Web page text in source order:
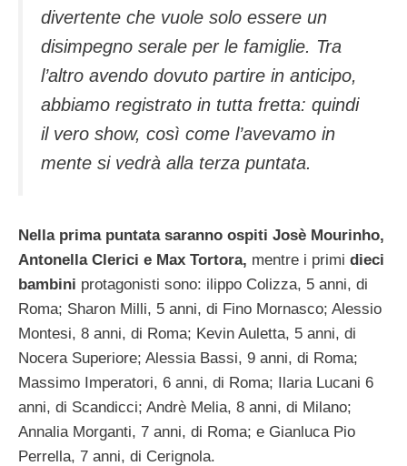
divertente che vuole solo essere un
disimpegno serale per le famiglie. Tra
l’altro avendo dovuto partire in anticipo,
abbiamo registrato in tutta fretta: quindi
il vero show, così come l’avevamo in
mente si vedrà alla terza puntata.
Nella prima puntata saranno ospiti Josè Mourinho,
Antonella Clerici e Max Tortora, mentre i primi dieci
bambini protagonisti sono: ilippo Colizza, 5 anni, di
Roma; Sharon Milli, 5 anni, di Fino Mornasco; Alessio
Montesi, 8 anni, di Roma; Kevin Auletta, 5 anni, di
Nocera Superiore; Alessia Bassi, 9 anni, di Roma;
Massimo Imperatori, 6 anni, di Roma; Ilaria Lucani 6
anni, di Scandicci; Andrè Melia, 8 anni, di Milano;
Annalia Morganti, 7 anni, di Roma; e Gianluca Pio
Perrella, 7 anni, di Cerignola.